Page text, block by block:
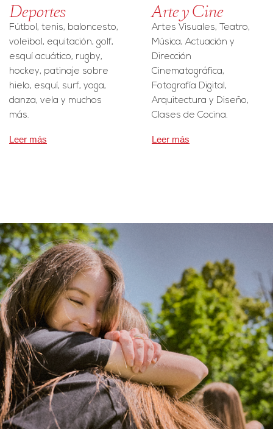
Deportes
Fútbol, tenis, baloncesto,
voleibol, equitación, golf,
esquí acuático, rugby,
hockey, patinaje sobre
hielo, esquí, surf, yoga,
danza, vela y muchos
más.
Leer más
Arte y Cine
Artes Visuales, Teatro,
Música, Actuación y
Dirección
Cinematográfica,
Fotografía Digital,
Arquitectura y Diseño,
Clases de Cocina.
Leer más